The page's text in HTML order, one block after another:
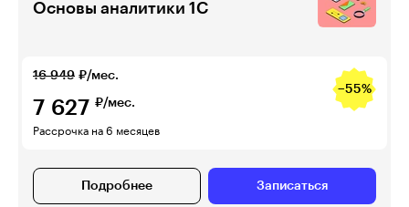
Основы аналитики 1C
16 949 ₽/мес.
−55%
7 627 ₽/мес.
Рассрочка на 6 месяцев
Подробнее Записаться